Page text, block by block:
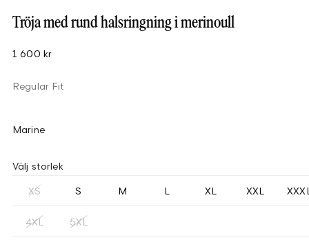
Tröja med rund halsringning i merinoull
1 600 kr
Regular Fit
Marine
Välj storlek
XS S M L XL XXL
4XL 5XL